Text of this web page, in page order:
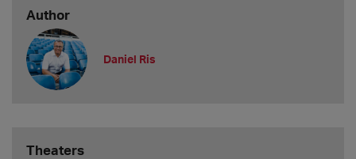
Author
Daniel Ris
Theaters